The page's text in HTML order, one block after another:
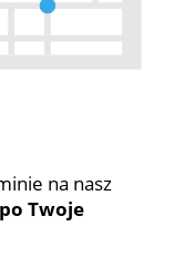
na nasz
Twoje